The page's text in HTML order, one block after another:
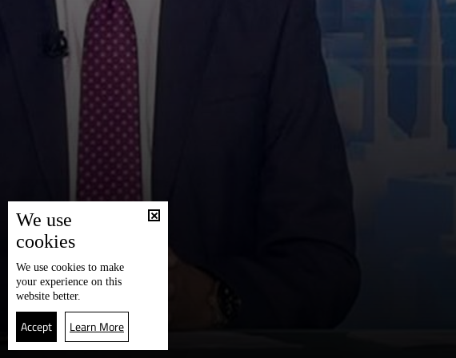
We use
cookies
We use cookies to make
your experience on this
website better.
Accept Learn More